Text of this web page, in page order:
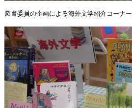
図書委員の企画による海外文学紹介コーナー